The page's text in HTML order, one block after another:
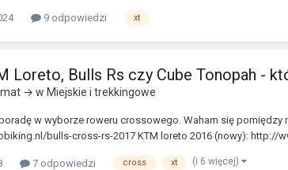
9 odpowiedzi xt
Loreto, Bulls Rs czy Cube Tonopah -
→ w Miejskie i trekkingowe
w wyborze roweru crossowego. Waham się pomiędzy
bulls-cross-rs-2017 KTM loreto 2016 (nowy): http://
7 odpowiedzi cross xt (i 6 więcej)